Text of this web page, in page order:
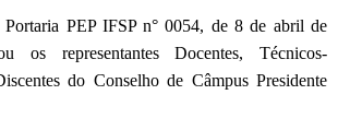
PEP IFSP n° 0054, de 8 de abril de
os representantes Docentes, Técnicos-
do Conselho de Câmpus Presidente